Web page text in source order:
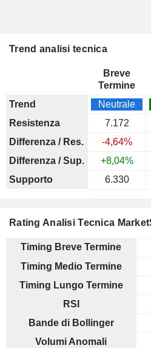
Trend analisi tecnica
Breve
Termine
Trend
Neutrale
Resistenza
7.172
Differenza / Res.
-4,64%
Differenza / Sup.
+8,04%
Supporto
6.330
Rating Analisi Tecnica
Timing Breve Termine
Timing Medio Termine
Timing Lungo Termine
RSI
Bande di Bollinger
Volumi Anomali